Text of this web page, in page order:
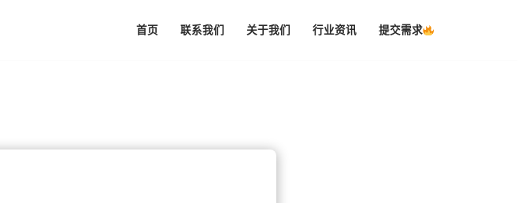
首页 联系我们 关于我们 行业资讯 提交需求